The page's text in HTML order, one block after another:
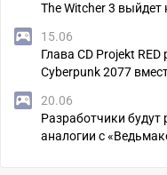
The Witcher 3 выйдет
15.06
Глава CD Projekt
Cyberpunk 2077
20.06
Разработчики будут
аналогии с